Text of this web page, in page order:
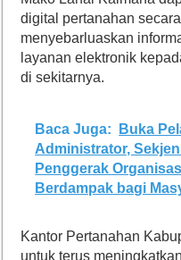
digital pertanahan
menyebarluaskan
layanan elektronik
di sekitarnya.
Baca Juga:
Buka
Administrator,
Penggerak
Berdampak bagi
Kantor Pertanahan
untuk terus